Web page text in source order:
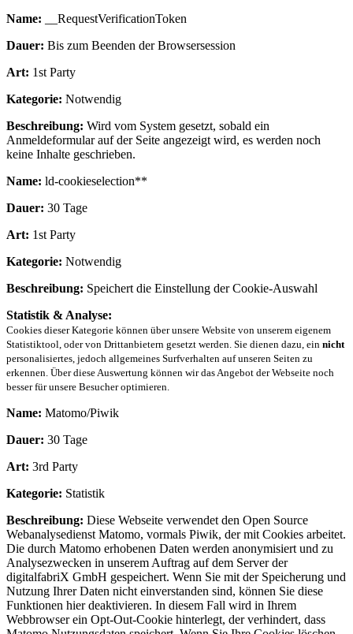
Name: __RequestVerificationToken
Dauer: Bis zum Beenden der Browsersession
Art: 1st Party
Kategorie: Notwendig
Beschreibung: Wird vom System gesetzt, sobald ein
Anmeldeformular auf der Seite angezeigt wird, es werden noch
keine Inhalte geschrieben.
Name: ld-cookieselection**
Dauer: 30 Tage
Art: 1st Party
Kategorie: Notwendig
Beschreibung: Speichert die Einstellung der Cookie-Auswahl
Statistik & Analyse:
Cookies dieser Kategorie können über unsere Website von unserem eigenem
Statistiktool, oder von Drittanbietern gesetzt werden. Sie dienen dazu, ein nicht
personalisiertes, jedoch allgemeines Surfverhalten auf unseren Seiten zu
erkennen. Über diese Auswertung können wir das Angebot der Webseite noch
besser für unsere Besucher optimieren.
Name: Matomo/Piwik
Dauer: 30 Tage
Art: 3rd Party
Kategorie: Statistik
Beschreibung: Diese Webseite verwendet den Open Source
Webanalysedienst Matomo, vormals Piwik, der mit Cookies arbeitet.
Die durch Matomo erhobenen Daten werden anonymisiert und zu
Analysezwecken in unserem Auftrag auf dem Server der
digitalfabriX GmbH gespeichert. Wenn Sie mit der Speicherung und
Nutzung Ihrer Daten nicht einverstanden sind, können Sie diese
Funktionen hier deaktivieren. In diesem Fall wird in Ihrem
Webbrowser ein Opt-Out-Cookie hinterlegt, der verhindert, dass